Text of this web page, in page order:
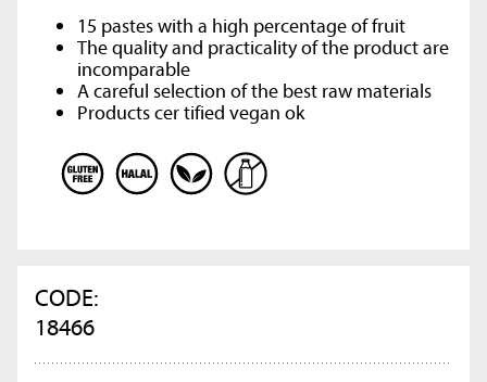
15 pastes with a high percentage of fruit
The quality and practicality of the product are
incomparable
A careful selection of the best raw materials
Products cer tified vegan ok
CODE:
18466